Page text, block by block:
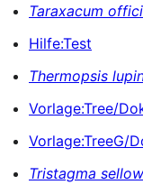
Taraxacum
Hilfe:Test
Thermopsis
Vorlage:Tree/
Vorlage:TreeG/
Tristagma